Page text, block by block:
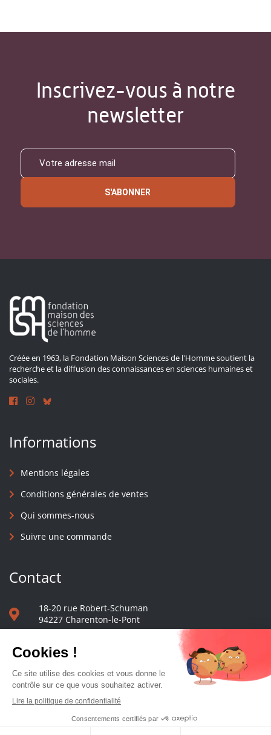
Inscrivez-vous à notre
newsletter
S'ABONNER
Créée en 1963, la Fondation Maison Sciences de l'Homme soutient la
recherche et la diffusion des connaissances en sciences humaines et
sociales.
Informations
Mentions légales
Conditions générales de ventes
Qui sommes-nous
Suivre une commande
Contact
18-20 rue Robert-Schuman
94227 Charenton-le-Pont